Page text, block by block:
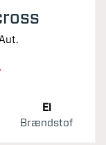
El
Brændstof